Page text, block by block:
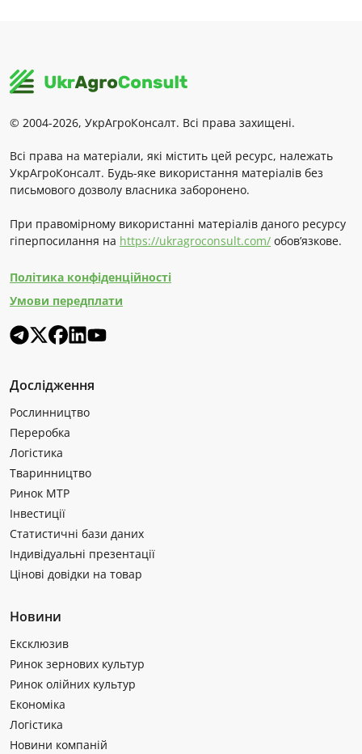
© 2004-2026, УкрАгроКонсалт. Всі права захищені.
Всі права на матеріали, які містить цей ресурс, належать
УкрАгроКонсалт. Будь-яке використання матеріалів без
письмового дозволу власника заборонено.
При правомірному використанні матеріалів даного ресурсу
гіперпосилання на https://ukragroconsult.com/ обов’язкове.
Політика конфіденційності
Умови передплати
Дослідження
Рослинництво
Переробка
Логістика
Тваринництво
Ринок МТР
Інвестиції
Статистичні бази даних
Індивідуальні презентації
Цінові довідки на товар
Новини
Ексклюзив
Ринок зернових культур
Ринок олійних культур
Економіка
Логістика
Новини компаній